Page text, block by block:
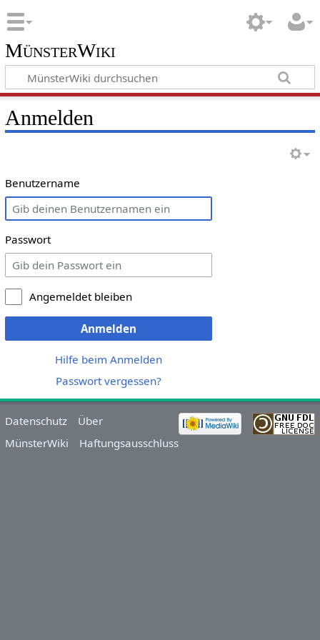
MünsterWiki
Anmelden
Benutzername
Passwort
Angemeldet bleiben
Anmelden
Hilfe beim Anmelden
Passwort vergessen?
Datenschutz
Über
MünsterWiki
Haftungsausschluss